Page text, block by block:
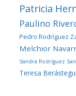
Patricia
Paulino
Pedro Rodríguez
Melchior
Sandra Rodríguez
Teresa Berástegui